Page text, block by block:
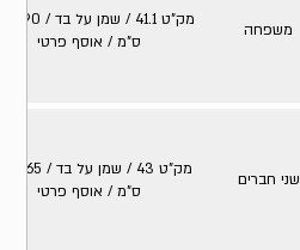
משפחה
ס"מ / אוסף פרטי
שני חברים
ס"מ / אוסף פרטי